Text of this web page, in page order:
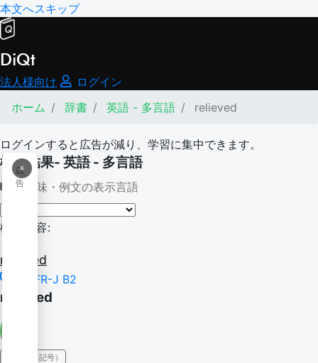
本文へスキップ
DiQt
法人様向け
ログイン
ホーム
辞書 英語 - 多言語 relieved
ログインすると広告が減り、学習に集中できます。
×
広
告
検索結果- 英語 - 多言語
意味・例文の表示言語
検索内容:
relieved
CEFR-J B2
relieved
IPA（発音記号）